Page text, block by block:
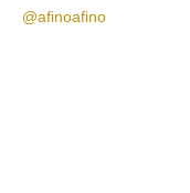
@afinoafino